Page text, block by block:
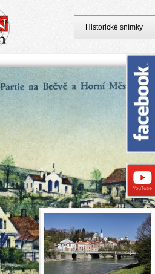
Historické snímky